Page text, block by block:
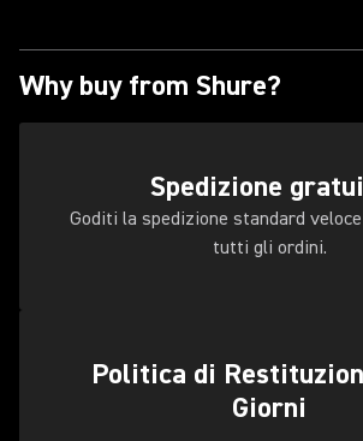
Why buy from Shure?
Spedizione
Goditi la spedizione standard
tutti gli ordini.
Politica di
Giorni